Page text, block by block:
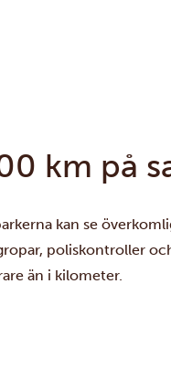
km på
kan se
poliskontroller
än i kilometer.